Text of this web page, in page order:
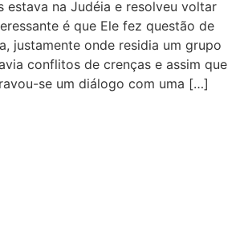
estava na Judéia e resolveu voltar
é que Ele fez questão de
justamente onde residia um grupo
conflitos de crenças e assim que
se um diálogo com uma […]